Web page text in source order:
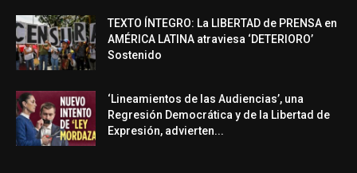
TEXTO ÍNTEGRO: La LIBERTAD de PRENSA en
AMÉRICA LATINA atraviesa ‘DETERIORO’
Sostenido
‘Lineamientos de las Audiencias’, una
Regresión Democrática y de la Libertad de
Expresión, advierten...